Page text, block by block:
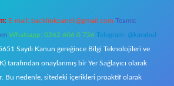
E-mail: backlinkpaneli@gmail.com Teams:
Whatsapp: 0262 606 0 726 Telegram: @karabul
Sayılı Kanun gereğince Bilgi Teknolojileri ve
tarafından onaylanmış bir Yer Sağlayıcı olarak
Bu nedenle, sitedeki içerikleri proaktif olarak